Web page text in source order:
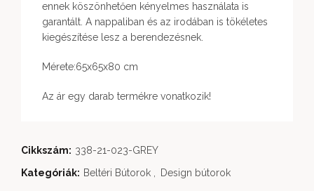
ennek köszönhetően kényelmes használata is
garantált. A nappaliban és az irodában is tökéletes
kiegészítése lesz a berendezésnek.
Mérete:65x65x80 cm
Az ár egy darab termékre vonatkozik!
Cikkszám: 338-21-023-GREY
Kategóriák: Beltéri Bútorok Design bútorok